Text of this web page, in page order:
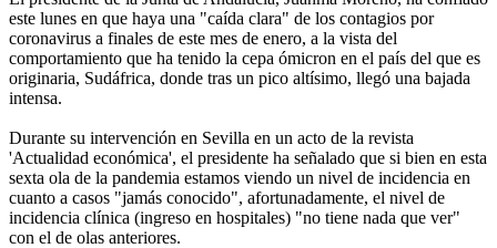
este lunes en que haya una "caída clara" de los contagios por
coronavirus a finales de este mes de enero, a la vista del
comportamiento que ha tenido la cepa ómicron en el país del que es
originaria, Sudáfrica, donde tras un pico altísimo, llegó una bajada
intensa.
Durante su intervención en Sevilla en un acto de la revista
'Actualidad económica', el presidente ha señalado que si bien en esta
sexta ola de la pandemia estamos viendo un nivel de incidencia en
cuanto a casos "jamás conocido", afortunadamente, el nivel de
incidencia clínica (ingreso en hospitales) "no tiene nada que ver"
con el de olas anteriores.